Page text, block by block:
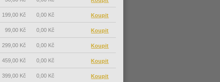
199,00 Kč 0,00 Kč
99,00 Kč 0,00 Kč
299,00 Kč 0,00 Kč
459,00 Kč 0,00 Kč
399,00 Kč 0,00 Kč